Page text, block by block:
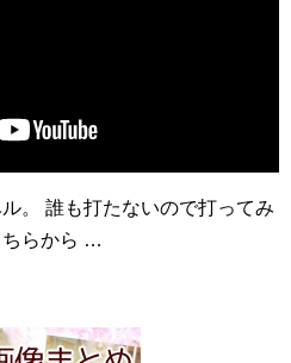
。 誰も打たないので打ってみ
ちらから …